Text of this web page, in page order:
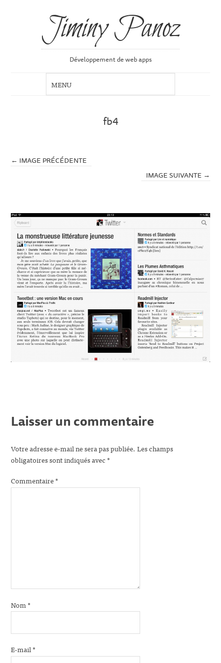
Jiminy Panoz
Développement de web apps
fb4
← IMAGE PRÉCÉDENTE
IMAGE SUIVANTE →
Laisser un commentaire
Votre adresse e-mail ne sera pas publiée. Les champs
obligatoires sont indiqués avec*
Commentaire*
Nom*
E-mail*